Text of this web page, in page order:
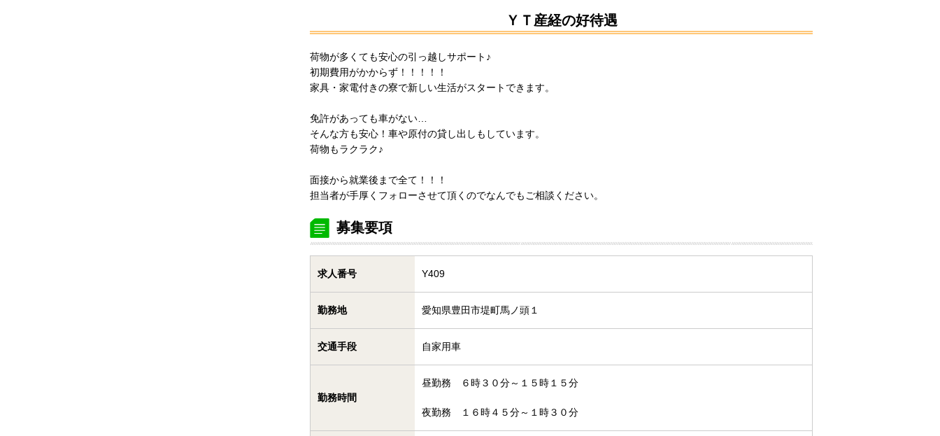
ＹＴ産経の好待遇
荷物が多くても安心の引っ越しサポート♪
初期費用がかからず！！！！！
家具・家電付きの寮で新しい生活がスタートできます。
免許があっても車がない…
そんな方も安心！車や原付の貸し出しもしています。
荷物もラクラク♪
面接から就業後まで全て！！！
担当者が手厚くフォローさせて頂くのでなんでもご相談ください。
募集要項
求人番号 Y409
勤務地 愛知県豊田市堤町馬ノ頭１
交通手段 自家用車
勤務時間
昼勤務 ６時３０分～１５時１５分
夜勤務 １６時４５分～１時３０分